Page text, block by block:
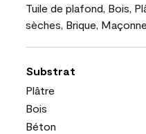
Tuile de plafond, Bois,
sèches, Brique,
Substrat
Plâtre
Bois
Béton